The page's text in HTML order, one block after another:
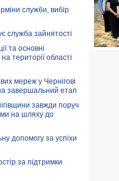
служби, вибір
служба зайнятості
та основні
території області
мереж у Чернігові
завершальний етап
завжди поруч
на шляху до
допомогу за успіхи
за підтримки